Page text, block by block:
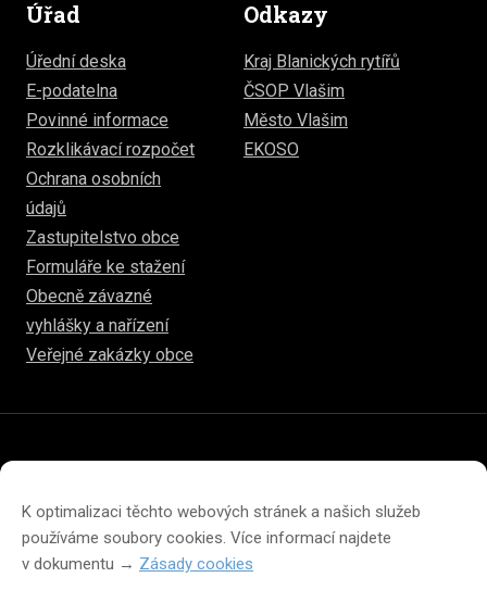
K optimalizaci těchto webových stránek a našich služeb
používáme soubory cookies. Více informací najdete
v dokumentu → Zásady cookies
Úřad
Úřední deska
E-podatelna
Povinné informace
Rozklikávací rozpočet
Ochrana osobních
údajů
Zastupitelstvo obce
Formuláře ke stažení
Obecně závazné
vyhlášky a nařízení
Veřejné zakázky obce
Odkazy
Kraj Blanických rytířů
ČSOP Vlašim
Město Vlašim
EKOSO
Prohlášení o přístupnosti
Prohlášení o ochraně soukromí
Zásady cookies (EU)